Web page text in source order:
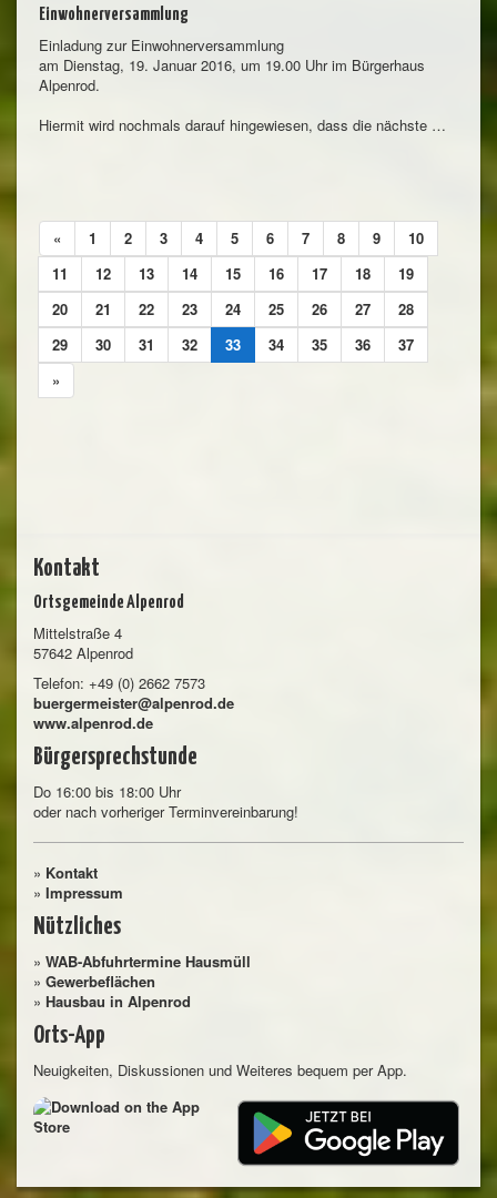
Einwohnerversammlung
Einladung zur Einwohnerversammlung
am Dienstag, 19. Januar 2016, um 19.00 Uhr im Bürgerhaus
Alpenrod.
Hiermit wird nochmals darauf hingewiesen, dass die nächste …
« 1 2 3 4 5 6 7 8 9
10
11
12 13 14 15 16 17 18
19
20
21 22 23 24 25 26 27
28
29
30 31 32 33 34 35 36
37
»
Kontakt
Ortsgemeinde Alpenrod
Mittelstraße 4
57642 Alpenrod
Telefon: +49 (0) 2662 7573
buergermeister@alpenrod.de
www.alpenrod.de
Bürgersprechstunde
Do 16:00 bis 18:00 Uhr
oder nach vorheriger Terminvereinbarung!
» Kontakt
» Impressum
Nützliches
» WAB-Abfuhrtermine Hausmüll
» Gewerbeflächen
» Hausbau in Alpenrod
Orts-App
Neuigkeiten, Diskussionen und Weiteres bequem per App.